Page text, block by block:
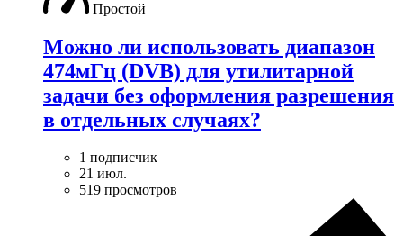
Простой
Можно ли использовать диапазон
474мГц (DVB) для утилитарной
задачи без оформления разрешения
в отдельных случаях?
1 подписчик
21 июл.
519 просмотров